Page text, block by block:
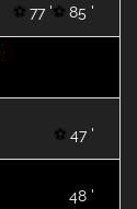
85 '
77 '
47 '
48 '